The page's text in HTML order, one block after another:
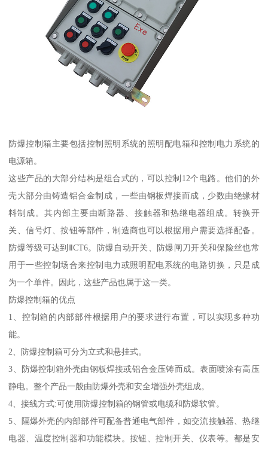
防爆控制箱主要包括控制照明系统的照明配电箱和控制电力系统的
电源箱。
这些产品的大部分结构是组合式的，可以控制12个电路。他们的外
壳大部分由铸造铝合金制成，一些由钢板焊接而成，少数由绝缘材
料制成。其内部主要由断路器、接触器和热继电器组成。转换开
关、信号灯、按钮等部件，制造商也可以根据用户需要选择配备。
防爆等级可达到ⅡCT6。防爆自动开关、防爆闸刀开关和保险丝也常
用于一些控制场合来控制电力或照明配电系统的电路切换，只是成
为一个单件。因此，这些产品也属于这一类。
防爆控制箱的优点
1、控制箱的内部部件根据用户的要求进行布置，可以实现多种功
能。
2、防爆控制箱可分为立式和悬挂式。
3、防爆控制箱外壳由钢板焊接或铝合金压铸而成。表面喷涂有高压
静电。整个产品一般由防爆外壳和安全增强外壳组成。
4、接线方式:可使用防爆控制箱的钢管或电缆和防爆软管。
5、隔爆外壳的内部部件可配备普通电气部件，如交流接触器、热继
电器、温度控制器和功能模块。按钮、控制开关、仪表等。都是安